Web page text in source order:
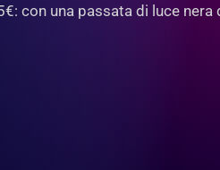
con una passata di luce nera